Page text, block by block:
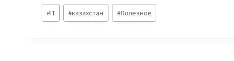
Метки
записи:
#IT #казахстан #Полезное